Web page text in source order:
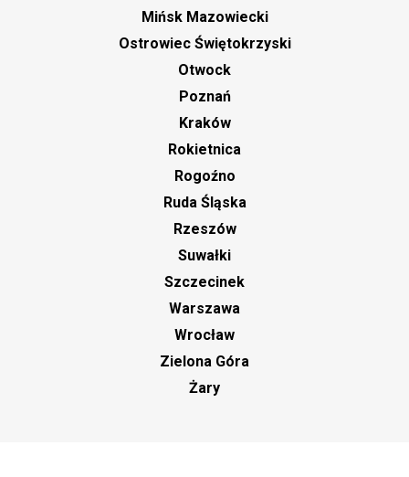
Mińsk Mazowiecki
Ostrowiec Świętokrzyski
Otwock
Poznań
Kraków
Rokietnica
Rogoźno
Ruda Śląska
Rzeszów
Suwałki
Szczecinek
Warszawa
Wrocław
Zielona Góra
Żary